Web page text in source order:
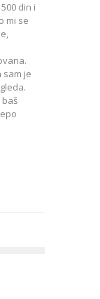
din i
mi se
sam je
baš